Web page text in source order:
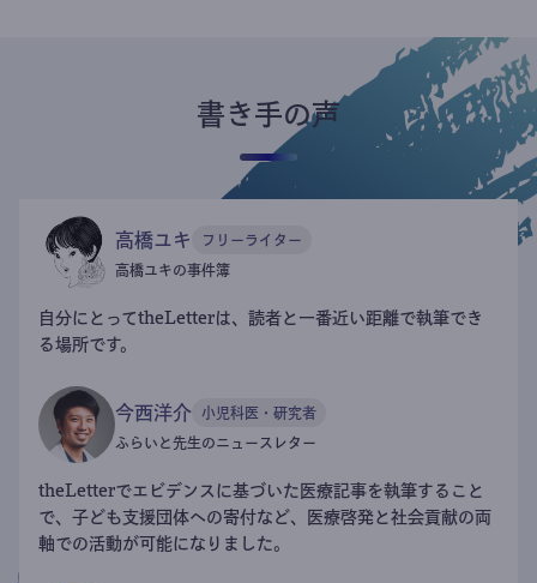
書き手の声
高橋ユキ フリーライター
高橋ユキの事件簿
自分にとってtheLetterは、読者と一番近い距離で執筆でき
る場所です。
今西洋介 小児科医・研究者
ふらいと先生のニュースレター
theLetterでエビデンスに基づいた医療記事を執筆すること
で、子ども支援団体への寄付など、医療啓発と社会貢献の両
軸での活動が可能になりました。